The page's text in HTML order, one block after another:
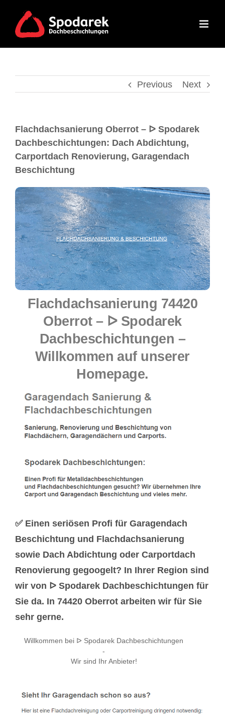
Previous Next
Flachdachsanierung Oberrot – ᐅ Spodarek
Dachbeschichtungen: Dach Abdichtung,
Carportdach Renovierung, Garagendach
Beschichtung
Flachdachsanierung 74420
Oberrot – ᐅ Spodarek
Dachbeschichtungen –
Willkommen auf unserer
Homepage.
✅ Einen seriösen Profi für Garagendach
Beschichtung und Flachdachsanierung
sowie Dach Abdichtung oder Carportdach
Renovierung gegoogelt? In Ihrer Region sind
wir von ᐅ Spodarek Dachbeschichtungen für
Sie da. In 74420 Oberrot arbeiten wir für Sie
sehr gerne.
Willkommen bei ᐅ Spodarek Dachbeschichtungen
-
Wir sind Ihr Anbieter!